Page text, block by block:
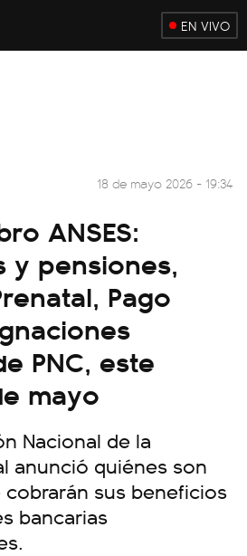
EN VIVO
18 de mayo 2026 - 19:34
ANSES:
y pensiones,
Pago
PNC, este
mayo
Nacional de la
anunció quiénes son
sus beneficios
bancarias